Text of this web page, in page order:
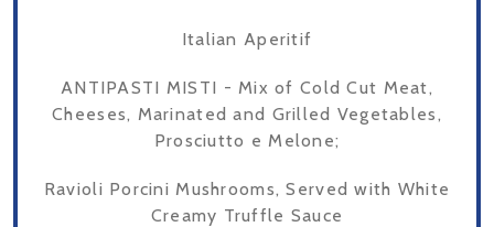
Italian Aperitif
ANTIPASTI MISTI - Mix of Cold Cut Meat,
Cheeses, Marinated and Grilled Vegetables,
Prosciutto e Melone;
Ravioli Porcini Mushrooms, Served with White
Creamy Truffle Sauce